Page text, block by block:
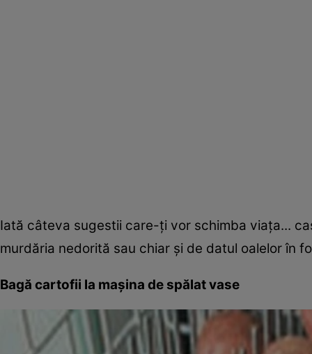
Iată câteva sugestii care-ți vor schimba viața...
murdăria nedorită sau chiar și de datul oalelor în
Bagă cartofii la mașina de spălat vase